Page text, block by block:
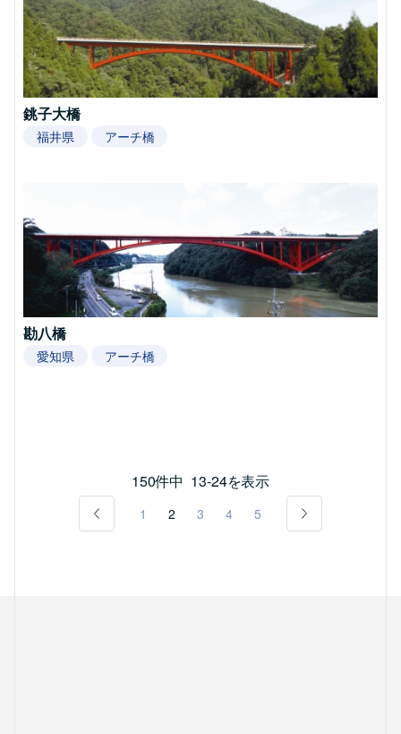
銚子大橋
福井県 アーチ橋
勘八橋
愛知県 アーチ橋
150件中 13-24を表示
1 2 3 4 5